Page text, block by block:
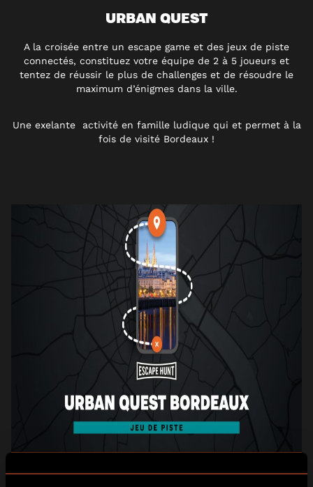
URBAN QUEST
A la croisée entre un escape game et des jeux de piste
connectés, constituez votre équipe de 2 à 5 joueurs et
tentez de réussir le plus de challenges et de résoudre le
maximum d’énigmes dans la ville.
Une exelante activité en famille ludique qui et permet à la
fois de visité Bordeaux !